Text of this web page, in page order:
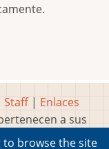
Staff| Enlaces
a sus
to browse the site